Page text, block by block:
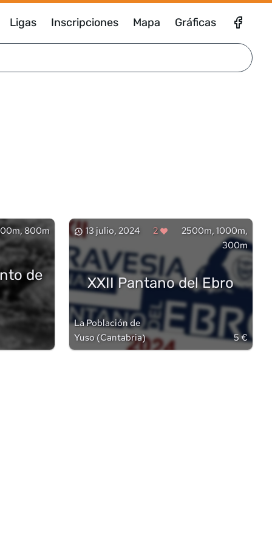
Ligas Inscripciones Mapa Gráficas
800m
de
13 julio, 2024 2
2500m, 1000m,
300m
XXII Pantano del Ebro
La Población de
Yuso (Cantabria) 5 €